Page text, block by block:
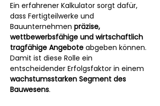
Ein erfahrener Kalkulator sorgt dafür,
dass Fertigteilwerke und
Bauunternehmen präzise,
wettbewerbsfähige und wirtschaftlich
tragfähige Angebote abgeben können.
Damit ist diese Rolle ein
entscheidender Erfolgsfaktor in einem
wachstumsstarken Segment des
Bauwesens.